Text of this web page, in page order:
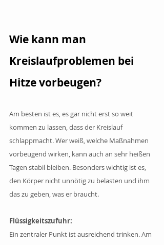
Wie kann man
Kreislaufproblemen bei
Hitze vorbeugen?
Am besten ist es, es gar nicht erst so weit
kommen zu lassen, dass der Kreislauf
schlappmacht. Wer weiß, welche Maßnahmen
vorbeugend wirken, kann auch an sehr heißen
Tagen stabil bleiben. Besonders wichtig ist es,
den Körper nicht unnötig zu belasten und ihm
das zu geben, was er braucht.
Flüssigkeitszufuhr:
Ein zentraler Punkt ist ausreichend trinken. Am